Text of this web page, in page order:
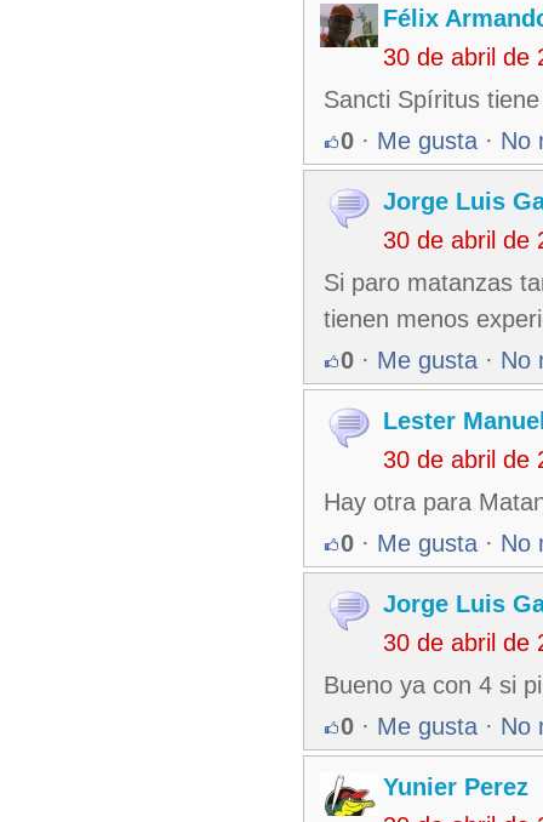
Félix
30 de abril de
Sancti Spíritus
0 · Me gusta · No
Jorge Luis
30 de abril de
Si paro matanzas
tienen menos
0 · Me gusta · No
Lester
30 de abril de
Hay otra para
0 · Me gusta · No
Jorge Luis
30 de abril de
Bueno ya con 4 si
0 · Me gusta · No
Yunier Perez